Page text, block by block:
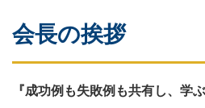
会長の挨拶
『成功例も失敗例も共有し、学